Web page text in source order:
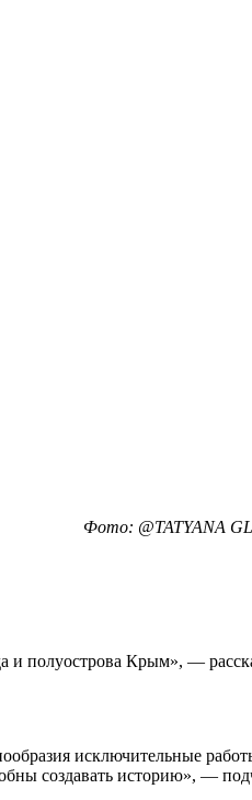
Фото: @TATYANA
полуострова Крым», —
исключительные
создавать историю», —